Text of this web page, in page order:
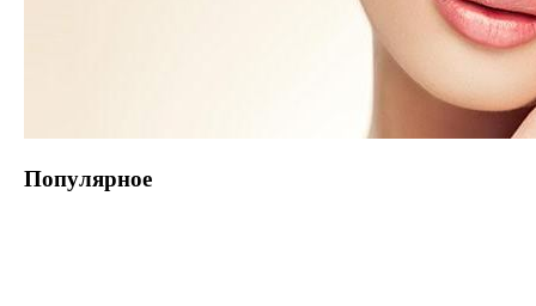
Популярное